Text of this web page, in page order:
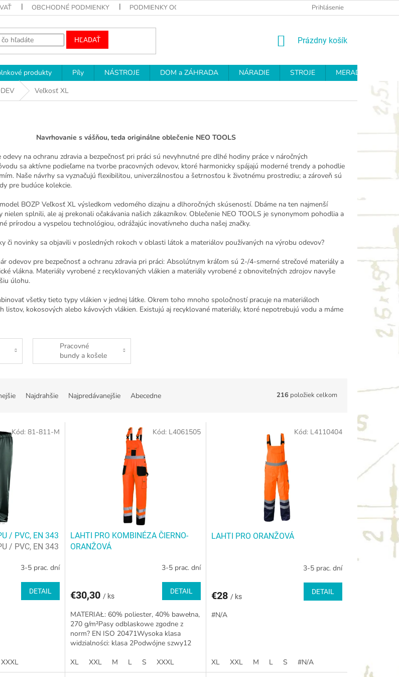
OBCHODNÉ PODMIENKY PODMIENKY OCHRANY OSOBNÝCH ÚDAJOV REKLAMAČNÝ PROTOKOL
Prihlásenie
HĽADAŤ
NÁKUPNÝ
Prázdny košík
produkty Píly NÁSTROJE DOM a ZÁHRADA NÁRADIE STROJE MERADLÁ
Veľkosť XL
Navrhovanie s vášňou, teda originálne oblečenie NEO TOOLS
odevy na ochranu zdravia a bezpečnosť pri práci sú nevyhnutné pre dlhé hodiny práce v náročných
sa aktívne podieľame na tvorbe pracovných odevov, ktoré harmonicky spájajú moderné trendy a pohodlie
Naše návrhy sa vyznačujú flexibilitou, univerzálnosťou a šetrnosťou k životnému prostrediu; a zároveň sú
pre budúce kolekcie.
BOZP Veľkosť XL výsledkom vedomého dizajnu a dlhoročných skúseností. Dbáme na ten najmenší
splnili, ale aj prekonali očakávania našich zákazníkov. Oblečenie NEO TOOLS je synonymom pohodlia a
prírodou a vyspelou technológiou, odrážajúc inovatívneho ducha našej značky.
či novinky sa objavili v posledných rokoch v oblasti látok a materiálov používaných na výrobu odevov?
odevov pre bezpečnosť a ochranu zdravia pri práci: Absolútnym kráľom sú 2-/4-smerné strečové materiály a
vlákna. Materiály vyrobené z recyklovaných vlákien a materiály vyrobené z obnoviteľných zdrojov navyše
úlohu.
všetky tieto typy vlákien v jednej látke. Okrem toho mnoho spoločností pracuje na materiáloch
listov, kokosových alebo kávových vlákien. Existujú aj recyklované materiály, ktoré nepotrebujú vodu a máme
Pracovné
bundy a košele
Najdrahšie Najpredávanejšie Abecedne 216 položiek celkom
/ PVC, EN 343
/ PVC, EN 343
3-5 prac. dní
DETAIL
XXXL
Kód: 81-811-M
LAHTI PRO KOMBINÉZA ČIERNO-
ORANŽOVÁ
3-5 prac. dní
€30,30 / ks
DETAIL
MATERIAŁ: 60% poliester, 40% bawełna,
270 g/m²Pasy odblaskowe zgodne z
norm? EN ISO 20471Wysoka klasa
widzialności: klasa 2Podwójne szwy12
XL
XXL M L S XXXL
Kód: L4061505
LAHTI PRO ORANŽOVÁ
3-5 prac. dní
€28 / ks
DETAIL
#N/A
XL XXL M L S #N/A
Kód: L4110404